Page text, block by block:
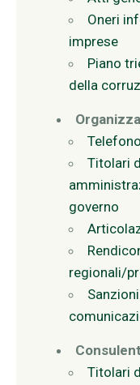
Oneri
imprese
Piano
della
Titolari
governo
regionali/
Titolari